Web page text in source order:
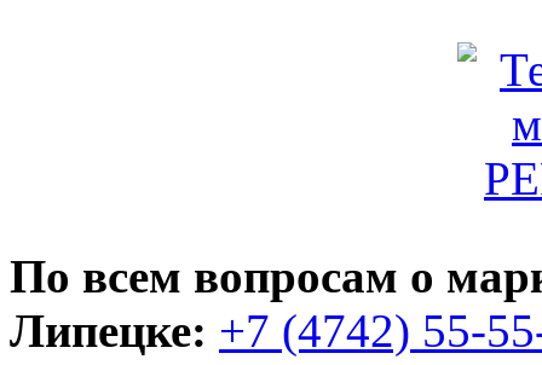
По всем вопросам о
Липецке: +7 (4742) 55-